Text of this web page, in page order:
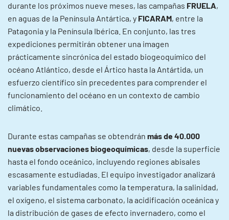
durante los próximos nueve meses, las campañas FRUELA,
en aguas de la Península Antártica, y FICARAM, entre la
Patagonia y la Península Ibérica. En conjunto, las tres
expediciones permitirán obtener una imagen
prácticamente sincrónica del estado biogeoquímico del
océano Atlántico, desde el Ártico hasta la Antártida, un
esfuerzo científico sin precedentes para comprender el
funcionamiento del océano en un contexto de cambio
climático.
Durante estas campañas se obtendrán más de 40.000
nuevas observaciones biogeoquímicas, desde la superficie
hasta el fondo oceánico, incluyendo regiones abisales
escasamente estudiadas. El equipo investigador analizará
variables fundamentales como la temperatura, la salinidad,
el oxígeno, el sistema carbonato, la acidificación oceánica y
la distribución de gases de efecto invernadero, como el